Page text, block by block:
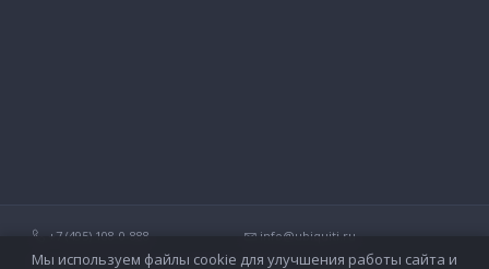
+7 (495) 108-0-888
info@ubiquiti.ru
Технические вопросы и дополнительные консультации о
Мы используем файлы cookie для улучшения работы сайта и